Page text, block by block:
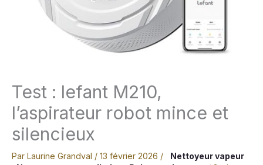
Test : lefant M210,
l’aspirateur robot mince et
silencieux
Par Laurine Grandval / 13 février 2026 /
Nettoyeur vapeur